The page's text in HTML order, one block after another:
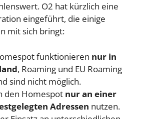
O2 hat kürzlich eine
eingeführt, die einige
mit sich bringt:
funktionieren nur in
, Roaming und EU Roaming
sind nicht möglich.
den Homespot nur an einer
Adressen nutzen.